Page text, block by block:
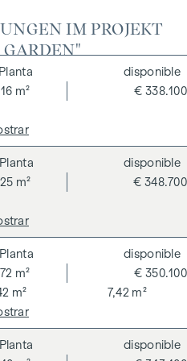
aumentar el valor de una
ejemplo: los proyectos
Alemán de Construcción
una verificación de la
futuros residentes son el
Las certificaciones
una estrategia holística
de un condominio
Alemán de Construcción
ventajas que abarcan
y socioculturales. En la
de las principales
señalar que, a menos
IM PROJEKT
Planta
m² € 338.100
disponible
Planta
m² € 348.700
disponible
Planta
m²
m²
7,42 m²
€ 350.100
disponible
Planta
disponible